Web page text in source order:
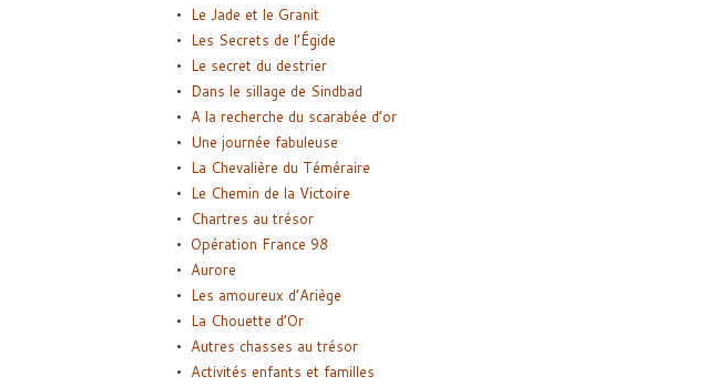
Le Jade et le Granit
Les Secrets de l’Égide
Le secret du destrier
Dans le sillage de Sindbad
A la recherche du scarabée d’or
Une journée fabuleuse
La Chevalière du Téméraire
Le Chemin de la Victoire
Chartres au trésor
Opération France 98
Aurore
Les amoureux d’Ariège
La Chouette d’Or
Autres chasses au trésor
Activités enfants et familles